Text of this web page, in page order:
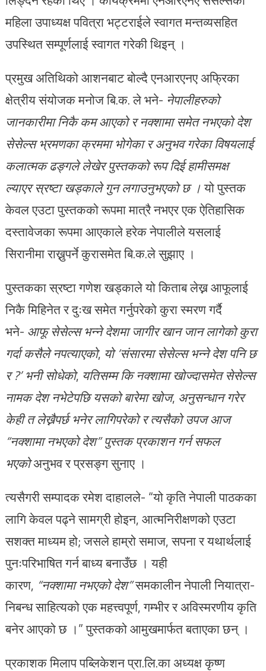
महिला उपाध्यक्ष पवित्रा भट्टराईले स्वागत मन्तव्यसहित
उपस्थित सम्पूर्णलाई स्वागत गरेकी थिइन् ।
प्रमुख अतिथिको आशनबाट बोल्दै एनआरएनए अफ्रिका
क्षेत्रीय संयोजक मनोज बि.क. ले भने- नेपालीहरुको
जानकारीमा निकै कम आएको र नक्शामा समेत नभएको देश
सेसेल्स भ्रमणका क्रममा भोगेका र अनुभव गरेका विषयलाई
कलात्मक ढङ्गले लेखेर पुस्तकको रप दिई हामीसमक्ष
ल्याएरस्रष्टा खड्काले गुन लगाउनुभएको छ ।यो पुस्तक
केवल एउटा पुस्तकको रूपमा मात्रै नभएर एक ऐतिहासिक
दस्तावेजका रूपमा आएकाले हरेक नेपालीले यसलाई
सिरानीमा राख्नुपर्ने कुरासमेत बि.क.ले सुझाए ।
पुस्तकका स्रष्टा गणेश खड्काले यो किताब लेख्न आफूलाई
निकै मिहिनेत र दुःख समेत गर्नुपरेको कुरा स्मरण गर्दै
भने- आफू सेसेल्स भन्ने देशमा जागीर खान जान लागेको कुरा
गर्दा कसैले नपत्याएको, यो‘संसारमा सेसेल्स भन्ने देश पनि छ
र?’भनी सोधेको, यतिसम्म कि नक्शामा खोज्दासमेत सेसेल्स
नामक देश नभेटेपछि यसको बारेमा खोज, अनुसन्धान गरेर
केहत लेख्नैपर्छ भनेर लागिपरेको र त्यसैको उपज आज
“नक्शामा नभएको देश” पुस्तक प्रकाशन गर्न सफल
भएकोअनुभव र प्रसङ्ग सुनाए ।
त्यसैगरी सम्पादक रमेश दाहालले- “यो कृति नेपाली पाठकका
लागि केवल पढ्ने सामग्री होइन, आत्मनिरीक्षणको एउटा
सशक्त माध्यम हो; जसले हाम्रो समाज, सपना र यथार्थलाई
पुनःपरिभाषित गर्न बाध्य बनाउँछ । यही
कारण, “नक्शामा नभएको देश”समकालीन नेपाली नियात्रा-
निबन्ध साहित्यको एक महत्त्वपूर्ण, गम्भीर र अविस्मरणीय कृति
बनेर आएको छ ।” पुस्तकको आमुखमार्फत बताएका छन् ।
प्रकाशक मिलाप पब्लिकेशन प्रा.लि.का अध्यक्ष कृष्ण